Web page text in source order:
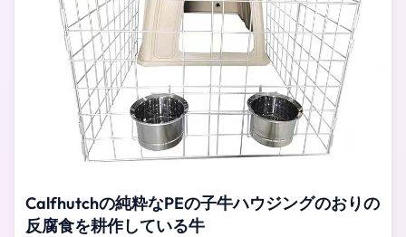
Calfhutchの純粋なPEの子牛ハウジングのおりの
反腐食を耕作している牛